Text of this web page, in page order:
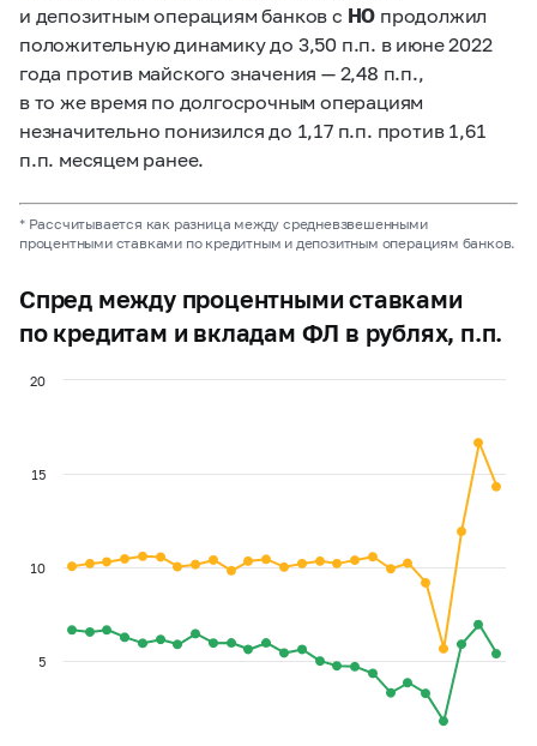
и депозитным операциям банков с НО продолжил
положительную динамику до 3,50 п.п. в июне 2022
года против майского значения — 2,48 п.п.,
в то же время по долгосрочным операциям
незначительно понизился до 1,17 п.п. против 1,61
п.п. месяцем ранее.
* Рассчитывается как разница между средневзвешенными
процентными ставками по кредитным и депозитным операциям банков.
Спред между процентными ставками
по кредитам и вкладам ФЛ в рублях, п.п.
5
10
15
20